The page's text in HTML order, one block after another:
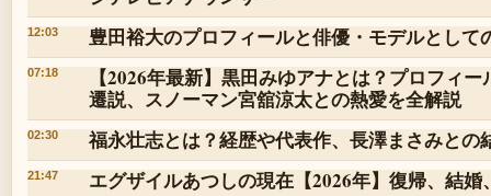
12:03 豊田裕大のプロフィールと俳優・モデルとして
07:18
【2026年最新】黒田みゆアナとは？プロフィ
遷説、スノーマン宮舘涼太との熱愛を全解説
02:30 福永壮志とは？経歴や代表作、長澤まさみとの
21:47 エグザイルあつしの現在【2026年】復帰、結婚